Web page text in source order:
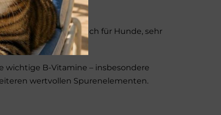
für Katzen, aber auch für Hunde, sehr
wichtige B-Vitamine – insbesondere
wertvollen Spurenelementen.